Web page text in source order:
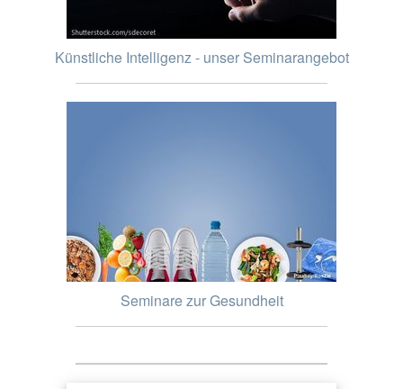
Künstliche Intelligenz - unser Seminarangebot
Seminare zur Gesundheit